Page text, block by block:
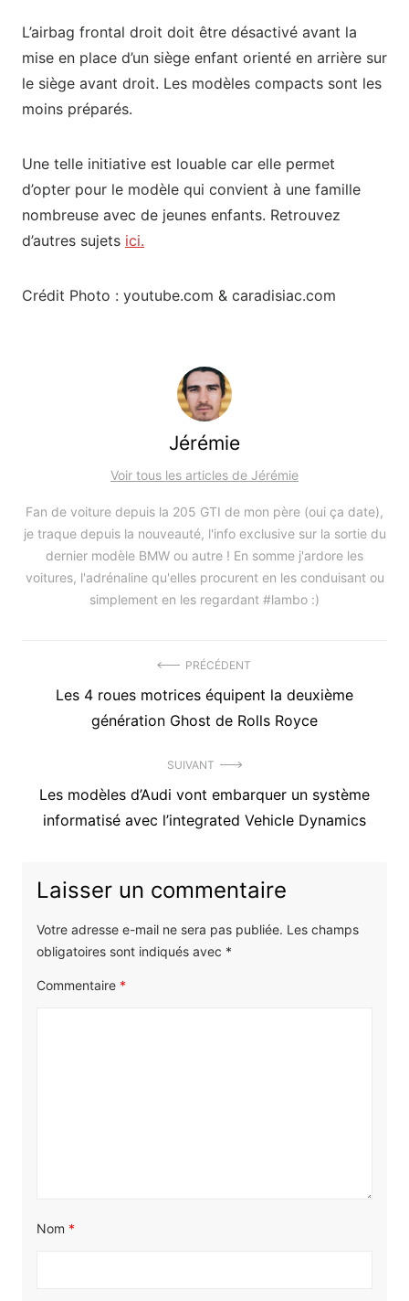
L’airbag frontal droit doit être désactivé avant la
mise en place d’un siège enfant orienté en arrière sur
le siège avant droit. Les modèles compacts sont les
moins préparés.
Une telle initiative est louable car elle permet
d’opter pour le modèle qui convient à une famille
nombreuse avec de jeunes enfants. Retrouvez
d’autres sujets ici.
Crédit Photo : youtube.com & caradisiac.com
Jérémie
Voir tous les articles de Jérémie
Fan de voiture depuis la 205 GTI de mon père (oui ça date),
je traque depuis la nouveauté, l'info exclusive sur la sortie du
dernier modèle BMW ou autre ! En somme j'ardore les
voitures, l'adrénaline qu'elles procurent en les conduisant ou
simplement en les regardant #lambo :)
l’article
PRÉCÉDENT
Précédent
Les 4 roues motrices équipent la deuxième
génération Ghost de Rolls Royce
SUIVANT
Article
suivant
Les modèles d’Audi vont embarquer un système
informatisé avec l’integrated Vehicle Dynamics
Laisser un commentaire
Votre adresse e-mail ne sera pas publiée. Les champs
obligatoires sont indiqués avec *
Commentaire *
Nom *